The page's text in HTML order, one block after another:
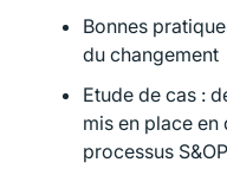
Bonnes
du changement
Etude de cas :
mis en place en
processus